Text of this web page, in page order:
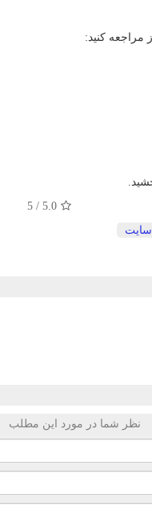
کنید:
5.0
/
5
سایت
نظر شما در مورد این مطلب